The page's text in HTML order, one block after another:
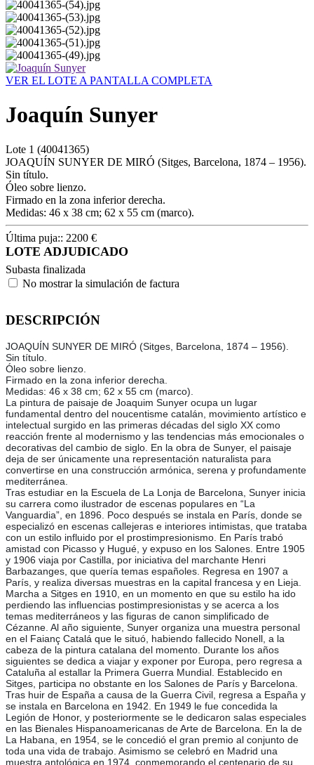
VER EL LOTE A PANTALLA COMPLETA
Joaquín Sunyer
Lote 1 (40041365)
JOAQUÍN SUNYER DE MIRÓ (Sitges, Barcelona, 1874 – 1956).
Sin título.
Óleo sobre lienzo.
Firmado en la zona inferior derecha.
Medidas: 46 x 38 cm; 62 x 55 cm (marco).
Última puja:: 2200 €
LOTE ADJUDICADO
Subasta finalizada
No mostrar la simulación de factura
DESCRIPCIÓN
JOAQUÍN SUNYER DE MIRÓ (Sitges, Barcelona, 1874 – 1956).
Sin título.
Óleo sobre lienzo.
Firmado en la zona inferior derecha.
Medidas: 46 x 38 cm; 62 x 55 cm (marco).
La pintura de paisaje de Joaquim Sunyer ocupa un lugar
fundamental dentro del noucentisme catalán, movimiento artístico e
intelectual surgido en las primeras décadas del siglo XX como
reacción frente al modernismo y las tendencias más emocionales o
decorativas del cambio de siglo. En la obra de Sunyer, el paisaje
deja de ser únicamente una representación naturalista para
convertirse en una construcción armónica, serena y profundamente
mediterránea.
Tras estudiar en la Escuela de La Lonja de Barcelona, Sunyer inicia
su carrera como ilustrador de escenas populares en “La
Vanguardia”, en 1896. Poco después se instala en París, donde se
especializó en escenas callejeras e interiores intimistas, que trataba
con un estilo influido por el prostimpresionismo. En París trabó
amistad con Picasso y Hugué, y expuso en los Salones. Entre 1905
y 1906 viaja por Castilla, por iniciativa del marchante Henri
Barbazanges, que quería temas españoles. Regresa en 1907 a
París, y realiza diversas muestras en la capital francesa y en Lieja.
Marcha a Sitges en 1910, en un momento en que su estilo ha ido
perdiendo las influencias postimpresionistas y se acerca a los
temas mediterráneos y las figuras de canon simplificado de
Cézanne. Al año siguiente, Sunyer organiza una muestra personal
en el Faianç Catalá que le situó, habiendo fallecido Nonell, a la
cabeza de la pintura catalana del momento. Durante los años
siguientes se dedica a viajar y exponer por Europa, pero regresa a
Cataluña al estallar la Primera Guerra Mundial. Establecido en
Sitges, participa no obstante en los Salones de París y Barcelona.
Tras huir de España a causa de la Guerra Civil, regresa a España y
se instala en Barcelona en 1942. En 1949 le fue concedida la
Legión de Honor, y posteriormente se le dedicaron salas especiales
en las Bienales Hispanoamericanas de Arte de Barcelona. En la de
La Habana, en 1954, se le concedió el gran premio al conjunto de
toda una vida de trabajo. Asimismo se celebró en Madrid una
muestra antológica en 1974, conmemorando el centenario de su